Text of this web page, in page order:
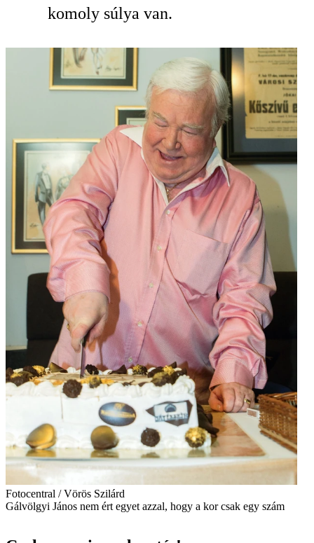
komoly súlya van.
Fotocentral / Vörös Szilárd
Gálvölgyi János nem ért egyet azzal, hogy a kor csak egy szám